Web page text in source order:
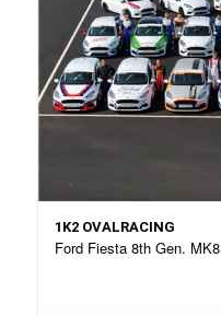
1K2 OVALRACING
Ford Fiesta 8th Gen. MK8